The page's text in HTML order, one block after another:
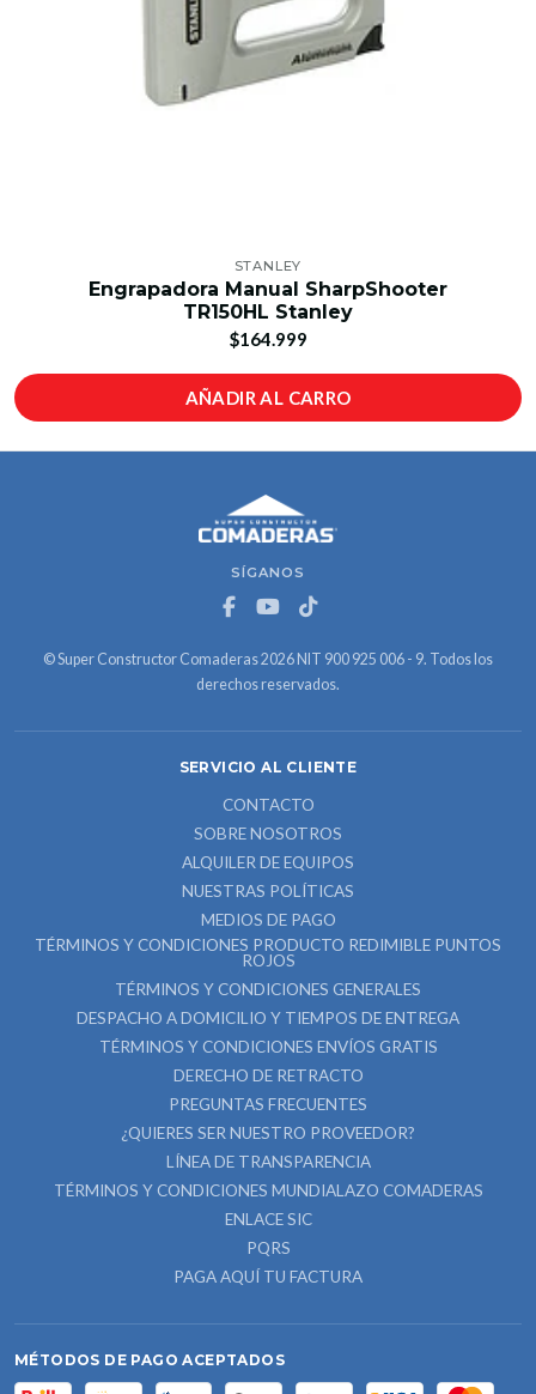
STANLEY
Engrapadora Manual SharpShooter
TR150HL Stanley
$164.999
AÑADIR AL CARRO
SÍGANOS
© Super Constructor Comaderas 2026 NIT 900 925 006 - 9. Todos los
derechos reservados.
SERVICIO AL CLIENTE
CONTACTO
SOBRE NOSOTROS
ALQUILER DE EQUIPOS
NUESTRAS POLÍTICAS
MEDIOS DE PAGO
TÉRMINOS Y CONDICIONES PRODUCTO REDIMIBLE PUNTOS
ROJOS
TÉRMINOS Y CONDICIONES GENERALES
DESPACHO A DOMICILIO Y TIEMPOS DE ENTREGA
TÉRMINOS Y CONDICIONES ENVÍOS GRATIS
DERECHO DE RETRACTO
PREGUNTAS FRECUENTES
¿QUIERES SER NUESTRO PROVEEDOR?
LÍNEA DE TRANSPARENCIA
TÉRMINOS Y CONDICIONES MUNDIALAZO COMADERAS
ENLACE SIC
PQRS
PAGA AQUÍ TU FACTURA
MÉTODOS DE PAGO ACEPTADOS